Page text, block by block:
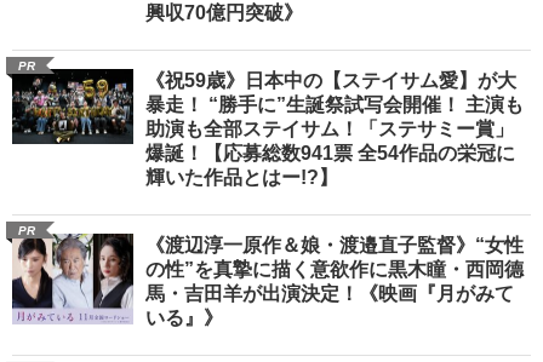
興収70億円突破》
PR
《祝59歳》日本中の【ステイサム愛】が大
暴走！ “勝手に”生誕祭試写会開催！ 主演も
助演も全部ステイサム！「ステサミー賞」
爆誕！【応募総数941票 全54作品の栄冠に
輝いた作品とはー!?】
PR
《渡辺淳一原作＆娘・渡邉直子監督》“女性
の性”を真摯に描く意欲作に黒木瞳・西岡德
馬・吉田羊が出演決定！《映画『月がみて
いる』》